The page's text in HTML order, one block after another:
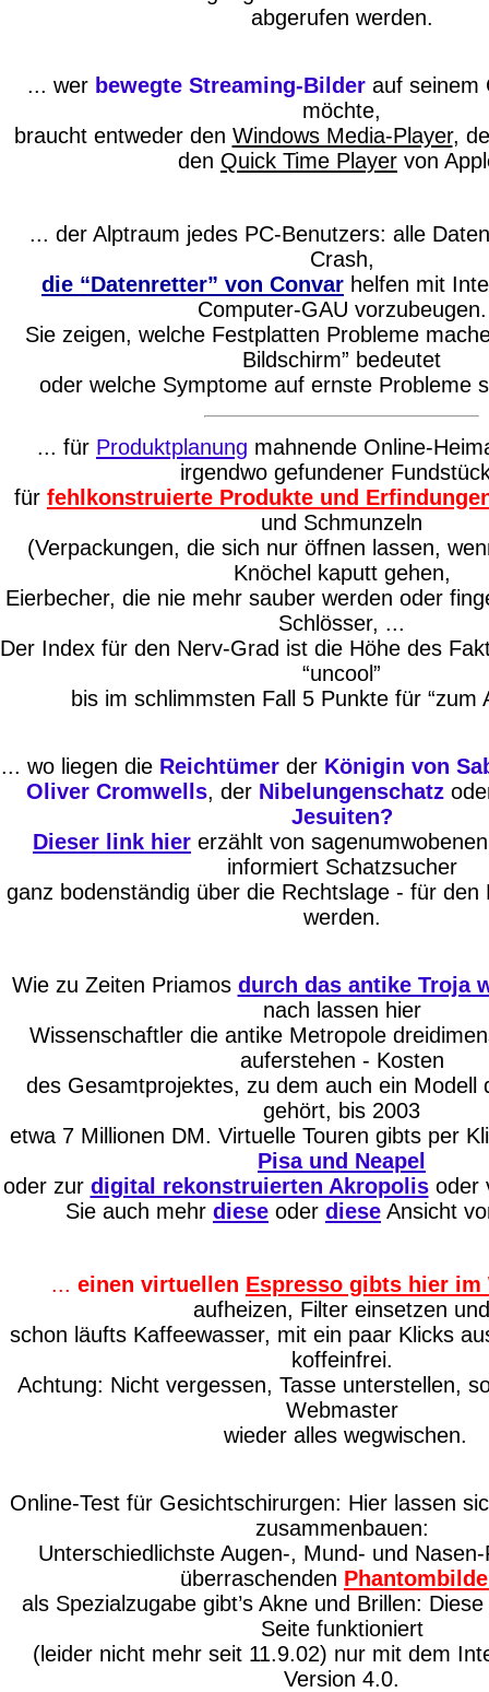
abgerufen werden.
... wer bewegte Streaming-Bilder auf seinem
möchte,
braucht entweder den Windows Media-Player,
den Quick Time Player von
... der Alptraum jedes PC-Benutzers: alle
Crash,
die “Datenretter” von Convar helfen mit
Computer-GAU vorzubeugen.
Sie zeigen, welche Festplatten Probleme
Bildschirm” bedeutet
oder welche Symptome auf ernste Probleme
... für Produktplanung mahnende Online-
irgendwo gefundener
für fehlkonstruierte Produkte und
und Schmunzeln
(Verpackungen, die sich nur öffnen lassen,
Knöchel kaputt gehen,
Eierbecher, die nie mehr sauber werden oder
Schlösser, ...
Der Index für den Nerv-Grad ist die Höhe des
“uncool”
bis im schlimmsten Fall 5 Punkte für “zum
... wo liegen die Reichtümer der Königin von
Oliver Cromwells, der Nibelungenschatz
Jesuiten?
Dieser link hier erzählt von
informiert Schatzsucher
ganz bodenständig über die Rechtslage - für den
werden.
Wie zu Zeiten Priamos durch das antike Troja
nach lassen hier
Wissenschaftler die antike Metropole
auferstehen - Kosten
des Gesamtprojektes, zu dem auch ein Modell
gehört, bis 2003
etwa 7 Millionen DM. Virtuelle Touren gibts per
Pisa und Neapel
oder zur digital rekonstruierten Akropolisoder
Sie auch mehr diese oder diese Ansicht
... einen virtuellen Espresso gibts hier im
aufheizen, Filter einsetzen und
schon läufts Kaffeewasser, mit ein paar Klicks
koffeinfrei.
Achtung: Nicht vergessen, Tasse unterstellen,
Webmaster
wieder alles wegwischen.
Online-Test für Gesichtschirurgen: Hier lassen
zusammenbauen:
Unterschiedlichste Augen-, Mund- und
überraschenden
als Spezialzugabe gibt’s Akne und Brillen:
Seite funktioniert
(leider nicht mehr seit 11.9.02) nur mit dem
Version 4.0.